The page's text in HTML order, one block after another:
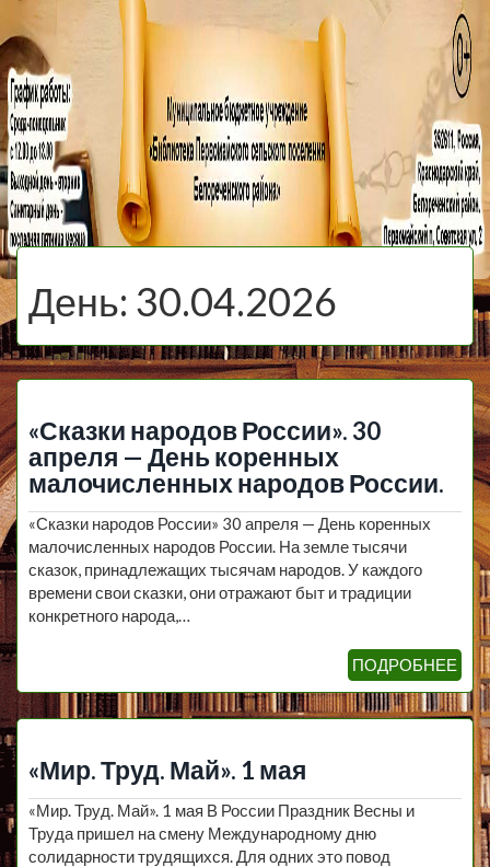
МБУ Библиотека
Первомайского
Сельского
Поселения
День: 30.04.2026
«Сказки народов России». 30
апреля — День коренных
малочисленных народов России.
«Сказки народов России» 30 апреля — День коренных
малочисленных народов России. На земле тысячи
сказок, принадлежащих тысячам народов. У каждого
времени свои сказки, они отражают быт и традиции
конкретного народа,…
ПОДРОБНЕЕ
«Мир. Труд. Май». 1 мая
«Мир. Труд. Май». 1 мая В России Праздник Весны и
Труда пришел на смену Международному дню
солидарности трудящихся. Для одних это повод